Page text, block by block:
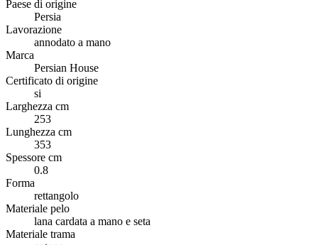
Paese di origine
Persia
Lavorazione
annodato a mano
Marca
Persian House
Certificato di origine
si
Larghezza cm
253
Lunghezza cm
353
Spessore cm
0.8
Forma
rettangolo
Materiale pelo
lana cardata a mano e seta
Materiale trama